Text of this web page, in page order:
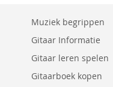
Muziek begrippen
Gitaar Informatie
Gitaar leren spelen
Gitaarboek kopen